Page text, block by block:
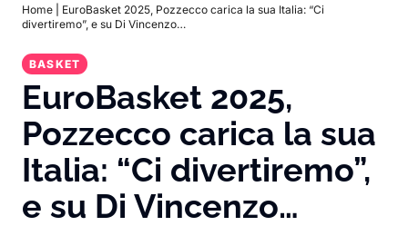
Home
EuroBasket 2025, Pozzecco carica la sua Italia: “Ci
divertiremo”, e su Di Vincenzo…
BASKET
EuroBasket 2025,
Pozzecco carica la sua
Italia: “Ci divertiremo”,
e su Di Vincenzo…